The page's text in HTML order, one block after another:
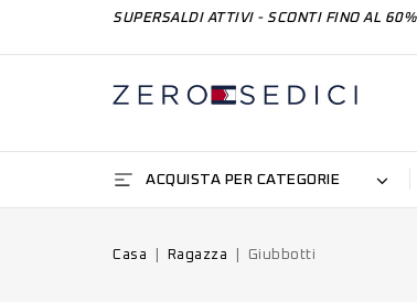
SUPERSALDI ATTIVI - SCONTI FINO AL 60%
ACQUISTA PER CATEGORIE
Casa Ragazza Giubbotti